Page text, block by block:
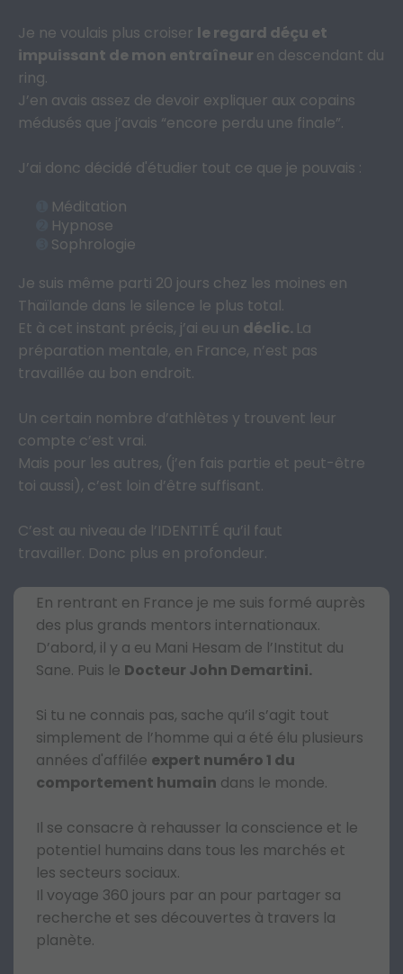
Je ne voulais plus croiser le regard déçu et
impuissant de mon entraîneur en descendant du
ring.
J’en avais assez de devoir expliquer aux copains
médusés que j’avais “encore perdu une finale”.
J’ai donc décidé d'étudier tout ce que je pouvais :
Méditation
Hypnose
Sophrologie
Je suis même parti 20 jours chez les moines en
Thaïlande dans le silence le plus total.
Et à cet instant précis, j’ai eu un déclic. La
préparation mentale, en France, n’est pas
travaillée au bon endroit.
Un certain nombre d’athlètes y trouvent leur
compte c’est vrai.
Mais pour les autres, (j’en fais partie et peut-être
toi aussi), c’est loin d’être suffisant.
C’est au niveau de l’IDENTITÉ qu’il faut
travailler. Donc plus en profondeur.
En rentrant en France je me suis formé auprès
des plus grands mentors internationaux.
D’abord, il y a eu Mani Hesam de l’Institut du
Sane. Puis le Docteur John Demartini.
Si tu ne connais pas, sache qu’il s’agit tout
simplement de l’homme qui a été élu plusieurs
années d'affilée expert numéro 1 du
comportement humain dans le monde.
Il se consacre à rehausser la conscience et le
potentiel humains dans tous les marchés et
les secteurs sociaux.
Il voyage 360 jours par an pour partager sa
recherche et ses découvertes à travers la
planète.